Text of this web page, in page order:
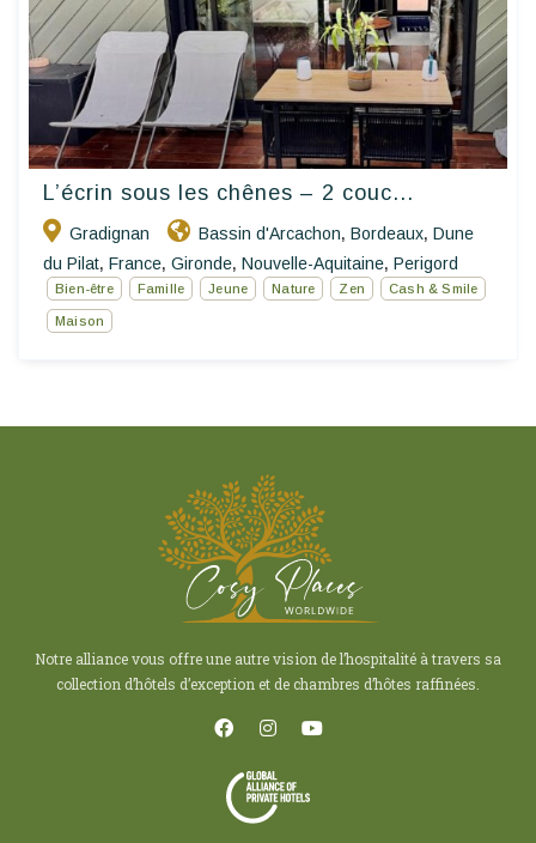
L’écrin sous les chênes – 2 couc...
Gradignan Bassin d'Arcachon, Bordeaux, Dune
du Pilat, France, Gironde, Nouvelle-Aquitaine, Perigord
Bien-être Famille Jeune Nature Zen Cash & Smile
Maison
Notre alliance vous offre une autre vision de l’hospitalité à travers sa
collection d’hôtels d’exception et de chambres d’hôtes raffinées.